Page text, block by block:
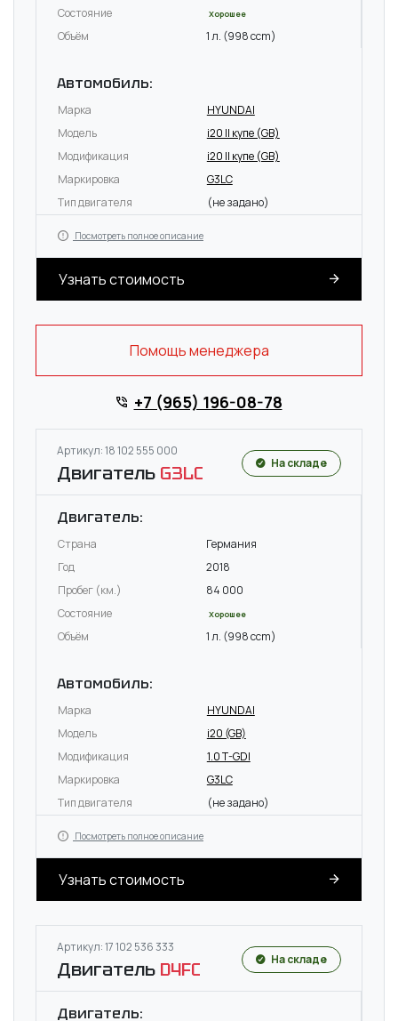
Состояние
Хорошее
Объём 1 л. (998 ccm)
Автомобиль:
Марка
HYUNDAI
Модель
i20 II купе (GB)
Модификация
i20 II купе (GB)
Маркировка
G3LC
Тип двигателя
(не задано)
Посмотреть полное описание
Узнать стоимость
Помощь менеджера
+7 (965) 196-08-78
Артикул: 18 102 555 000
Двигатель G3LC На складе
Двигатель:
Страна
Германия
Год
2018
Пробег (км.)
84 000
Состояние
Хорошее
Объём 1 л. (998 ccm)
Автомобиль:
Марка
HYUNDAI
Модель
i20 (GB)
Модификация
1.0 T-GDI
Маркировка
G3LC
Тип двигателя
(не задано)
Посмотреть полное описание
Узнать стоимость
Артикул: 17 102 536 333
Двигатель D4FC На складе
Двигатель: